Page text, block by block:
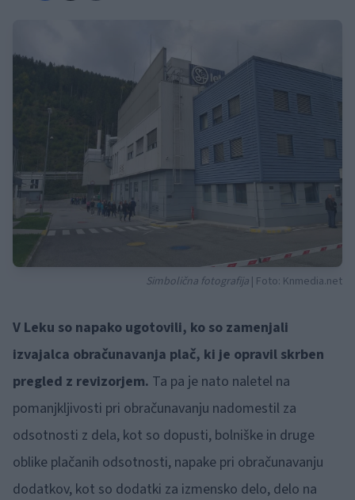
Simbolična fotografija | Foto: Knmedia.net
V Leku so napako ugotovili, ko so zamenjali
izvajalca obračunavanja plač, ki je opravil skrben
pregled z revizorjem. Ta pa je nato naletel na
pomanjkljivosti pri obračunavanju nadomestil za
odsotnosti z dela, kot so dopusti, bolniške in druge
oblike plačanih odsotnosti, napake pri obračunavanju
dodatkov, kot so dodatki za izmensko delo, delo na